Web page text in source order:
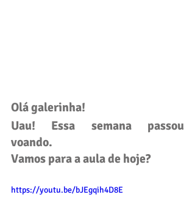
Olá galerinha!
Uau! Essa semana passou
voando.
Vamos para a aula de hoje?
https://youtu.be/bJEgqih4D8E